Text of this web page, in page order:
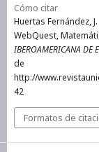
Cómo citar
Huertas Fernández,
WebQuest,
IBEROAMERICANA DE
de
http://
42
Formatos de